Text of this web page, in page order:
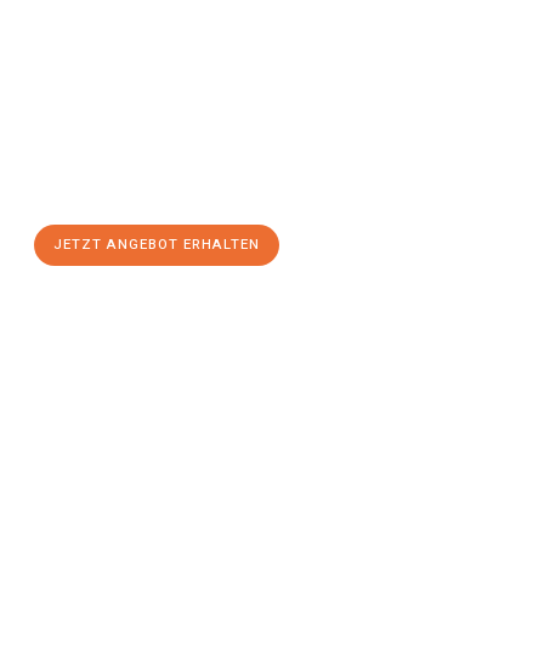
JETZT ANGEBOT ERHALTEN